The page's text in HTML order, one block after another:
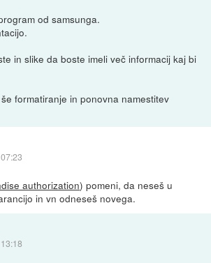
od samsunga.
in slike da boste imeli več informacij kaj bi
formatiranje in ponovna namestitev
authorization) pomeni, da neseš u
in vn odneseš novega.